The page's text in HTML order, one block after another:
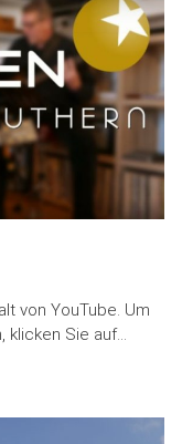
von YouTube. Um
klicken Sie auf…